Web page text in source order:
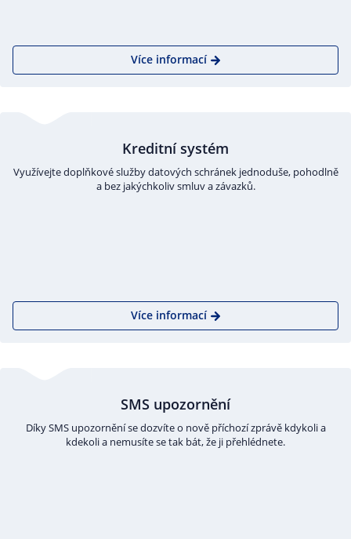
Více informací
Kreditní systém
Využívejte doplňkové služby datových schránek jednoduše, pohodlně
a bez jakýchkoliv smluv a závazků.
Více informací
SMS upozornění
Díky SMS upozornění se dozvíte o nově příchozí zprávě kdykoli a
kdekoli a nemusíte se tak bát, že ji přehlédnete.